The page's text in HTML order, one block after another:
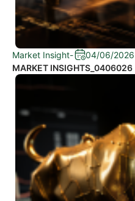
Market Insight-
04/06/2026
MARKET INSIGHTS_0406026